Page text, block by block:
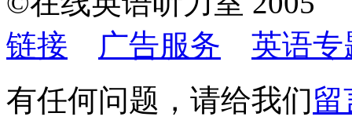
链接
广告服务
英语专
有任何问题，请给我们留